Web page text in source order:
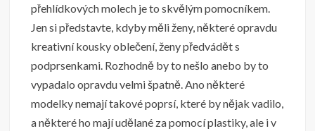
přehlídkových molech je to skvělým pomocníkem.
Jen si představte, kdyby měli ženy, některé opravdu
kreativní kousky oblečení, ženy předvádět s
podprsenkami. Rozhodně by to nešlo anebo by to
vypadalo opravdu velmi špatně. Ano některé
modelky nemají takové poprsí, které by nějak vadilo,
a některé ho mají udělané za pomocí plastiky, ale i v